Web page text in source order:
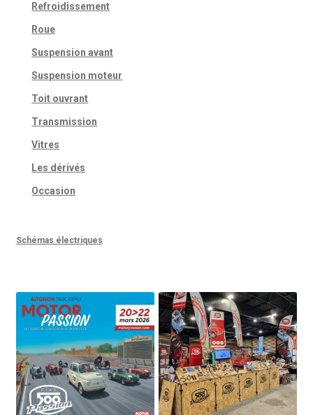
Refroidissement
Roue
Suspension avant
Suspension moteur
Toit ouvrant
Transmission
Vitres
Les dérivés
Occasion
Schémas électriques